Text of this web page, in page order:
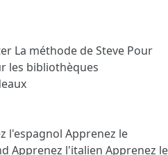
La méthode de Steve Pour
les bibliothèques
l'espagnol Apprenez le
Apprenez l'italien Apprenez le